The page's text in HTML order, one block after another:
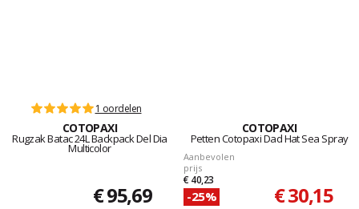
1 oordelen
COTOPAXI
Rugzak Batac 24L Backpack Del Dia
Multicolor
€ 95,69
COTOPAXI
Petten Cotopaxi Dad Hat Sea Spray
Aanbevolen
prijs
€ 40,23
-25% € 30,15